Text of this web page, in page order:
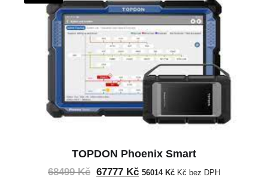
TOPDON Phoenix Smart
68499Kč 67777 Kč 56014 Kč Kč bez DPH